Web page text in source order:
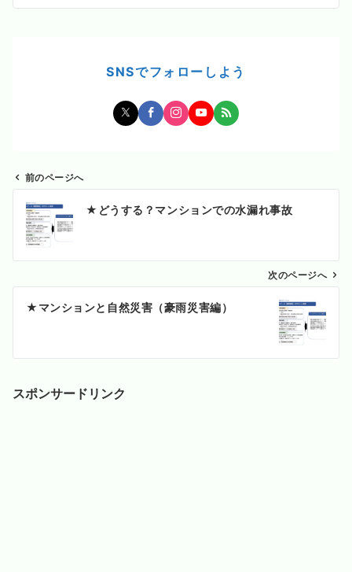
SNSでフォローしよう
ビ
ン
前のページへ
★どうする？マンションでの水漏れ事故
次のページへ
★マンションと自然災害（豪雨災害編）
スポンサードリンク